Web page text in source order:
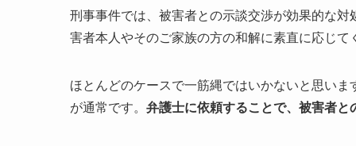
刑事事件では、被害者との示談交渉が効果的な
害者本人やそのご家族の方の和解に素直に応じて
ほとんどのケースで一筋縄ではいかないと思い
が通常です。 弁護士に依頼することで、被害者